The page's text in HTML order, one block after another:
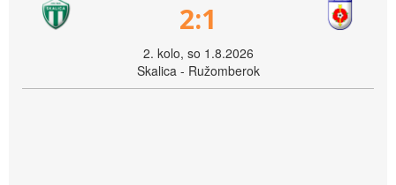
2:1
2. kolo, so 1.8.2026
Skalica - Ružomberok